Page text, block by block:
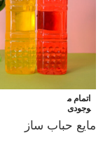
اتمام م
وجودی
مایع حباب ساز